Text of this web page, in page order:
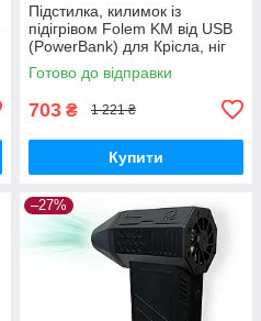
Підстилка, килимок із
підігрівом Folem KM від USB
(PowerBank) для Крісла, ніг
або тварин — Чорний
Готово до відправки
703 ₴ 1 221 ₴
Купити
–27%